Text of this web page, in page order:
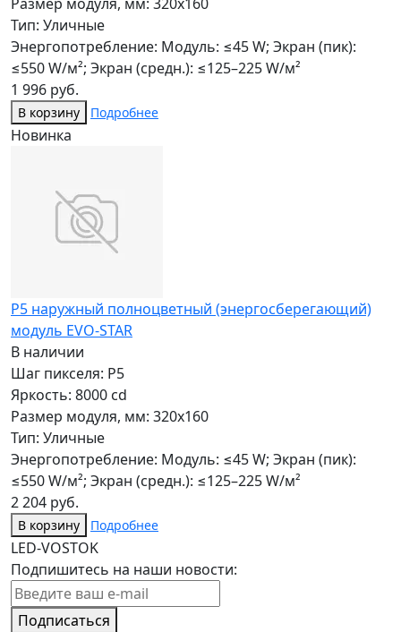
Тип: Уличные
Энергопотребление: Модуль: ≤45 W; Экран (пик):
≤550 W/м²; Экран (средн.): ≤125–225 W/м²
1 996 руб.
В корзину Подробнее
Новинка
P5 наружный полноцветный (энергосберегающий)
модуль EVO-STAR
В наличии
Шаг пикселя: P5
Яркость: 8000 cd
Размер модуля, мм: 320x160
Тип: Уличные
Энергопотребление: Модуль: ≤45 W; Экран (пик):
≤550 W/м²; Экран (средн.): ≤125–225 W/м²
2 204 руб.
В корзину Подробнее
LED-VOSTOK
Подпишитесь на наши новости:
Подписаться